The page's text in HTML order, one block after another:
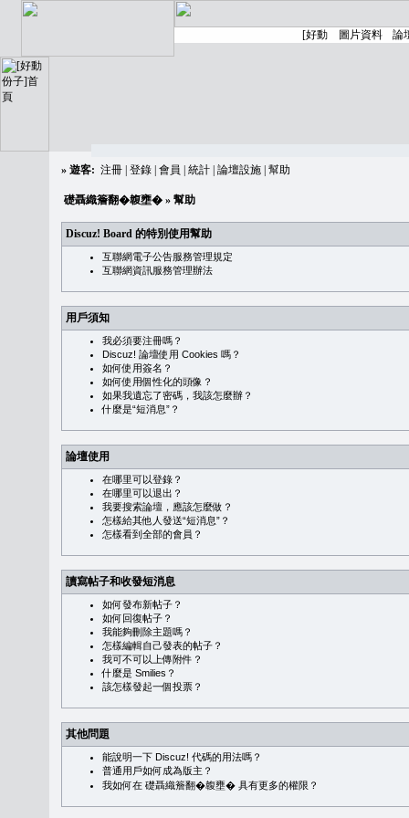
» 遊客: 注冊 登錄 會員 統計 論壇設施 幫助
礎聶織簷翻�䪖壅� » 幫助
Discuz! Board 的特別使用幫助
互聯網電子公告服務管理規定
互聯網資訊服務管理辦法
用戶須知
我必須要注冊嗎？
Discuz! 論壇使用 Cookies 嗎？
如何使用簽名？
如何使用個性化的頭像？
如果我遺忘了密碼，我該怎麼辦？
什麼是“短消息”？
論壇使用
在哪里可以登錄？
在哪里可以退出？
我要搜索論壇，應該怎麼做？
怎樣給其他人發送“短消息”？
怎樣看到全部的會員？
讀寫帖子和收發短消息
如何發布新帖子？
如何回復帖子？
我能夠刪除主題嗎？
怎樣編輯自己發表的帖子？
我可不可以上傳附件？
什麼是 Smilies？
該怎樣發起一個投票？
其他問題
能說明一下 Discuz! 代碼的用法嗎？
普通用戶如何成為版主？
我如何在 礎聶織簷翻�䪖壅� 具有更多的權限？